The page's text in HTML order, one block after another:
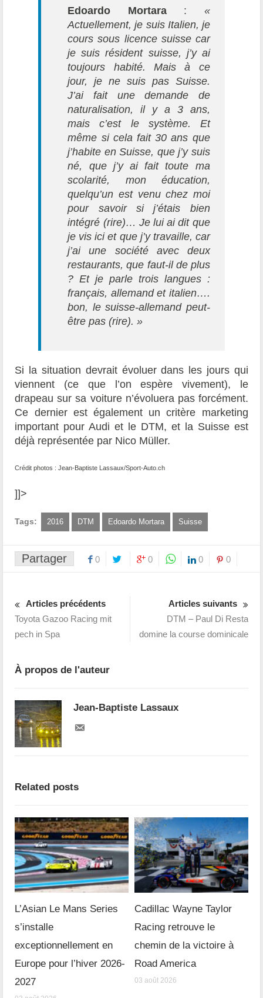
Edoardo Mortara: «
Actuellement, je suis Italien, je
cours sous licence suisse car
je suis résident suisse, j’y ai
toujours habité. Mais à ce
jour, je ne suis pas Suisse.
J’ai fait une demande de
naturalisation, il y a 3 ans,
mais c’est le système. Et
même si cela fait 30 ans que
j’habite en Suisse, que j’y suis
né, que j’y ai fait toute ma
scolarité, mon éducation,
quelqu’un est venu chez moi
pour savoir si j’étais bien
intégré (rire)… Je lui ai dit que
je vis ici et que j’y travaille, car
j’ai une société avec deux
restaurants, que faut-il de plus
? Et je parle trois langues :
français, allemand et italien….
bon, le suisse-allemand peut-
être pas (rire). »
Si la situation devrait évoluer dans les jours qui
viennent (ce que l’on espère vivement), le
drapeau sur sa voiture n’évoluera pas forcément.
Ce dernier est également un critère marketing
important pour Audi et le DTM, et la Suisse est
déjà représentée par Nico Müller.
Crédit photos : Jean-Baptiste Lassaux/Sport-Auto.ch
]]>
Tags: 2016 DTM Edoardo Mortara Suisse
Partager 0 0 0 0
Articles précédents
Toyota Gazoo Racing mit
pech in Spa
Articles suivants
DTM – Paul Di Resta
domine la course dominicale
À propos de l'auteur
Jean-Baptiste Lassaux
Related posts
L’Asian Le Mans Series
s’installe
exceptionnellement en
Europe pour l’hiver 2026-
2027
Cadillac Wayne Taylor
Racing retrouve le
chemin de la victoire à
Road America
03 août 2026